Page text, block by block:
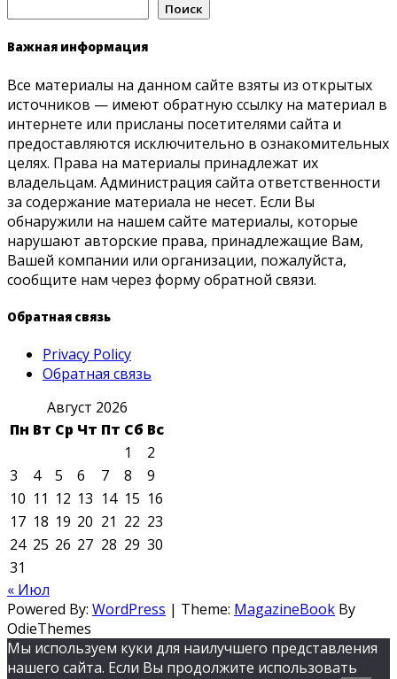
Поиск
Важная информация
Все материалы на данном сайте взяты из открытых
источников — имеют обратную ссылку на материал в
интернете или присланы посетителями сайта и
предоставляются исключительно в ознакомительных
целях. Права на материалы принадлежат их
владельцам. Администрация сайта ответственности
за содержание материала не несет. Если Вы
обнаружили на нашем сайте материалы, которые
нарушают авторские права, принадлежащие Вам,
Вашей компании или организации, пожалуйста,
сообщите нам через форму обратной связи.
Обратная связь
Privacy Policy
Обратная связь
Август 2026
Пн Вт Ср Чт Пт Сб Вс
1
2
3
4 5 6 7 8
9
10 11 12 13 14 15 16
17 18 19 20 21 22 23
24 25 26 27 28 29 30
31
« Июл
Powered By: WordPress | Theme: MagazineBook By
OdieThemes
Мы используем куки для наилучшего представления
нашего сайта. Если Вы продолжите использовать